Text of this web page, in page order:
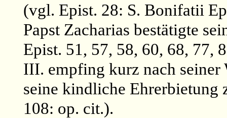
(vgl. Epist. 28: S. Bonifatii
Papst Zacharias bestätigte
Epist. 51, 57, 58, 60, 68, 77,
III. empfing kurz nach
seine kindliche Ehrerbietung
108: op. cit.).